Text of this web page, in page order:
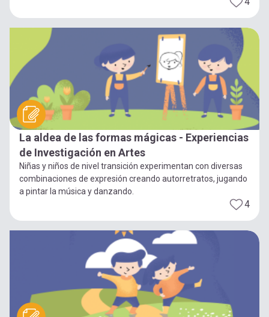
La aldea de las formas mágicas - Experiencias
de Investigación en Artes
Niñas y niños de nivel transición experimentan con diversas
combinaciones de expresión creando autorretratos, jugando
a pintar la música y danzando.
4